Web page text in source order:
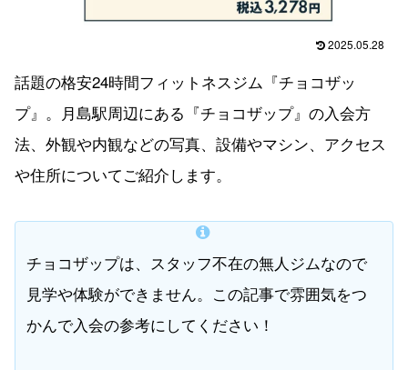
2025.05.28
話題の格安24時間フィットネスジム『チョコザッ
プ』。月島駅周辺にある『チョコザップ』の入会方
法、外観や内観などの写真、設備やマシン、アクセス
や住所についてご紹介します。
チョコザップは、スタッフ不在の無人ジムなので
見学や体験ができません。この記事で雰囲気をつ
かんで入会の参考にしてください！